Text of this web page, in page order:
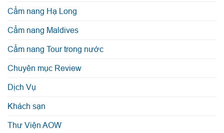
Cẩm nang Hạ Long
Cẩm nang Maldives
Cẩm nang Tour trong nước
Chuyên mục Review
Dịch Vụ
Khách sạn
Thư Viện AOW